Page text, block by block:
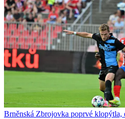
Brněnská Zbrojovka poprvé klopýtla,